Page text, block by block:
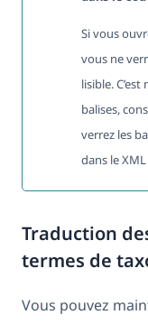
Si vous
vous ne
lisible.
balises,
verrez les
dans le
Traduction
termes de
Vous pouvez